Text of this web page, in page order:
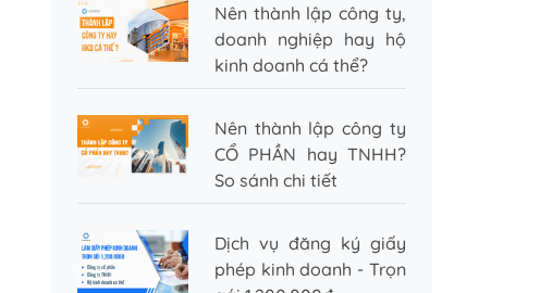
Nên thành lập công ty,
doanh nghiệp hay hộ
kinh doanh cá thể?
Nên thành lập công ty
CỔ PHẦN hay TNHH?
So sánh chi tiết
Dịch vụ đăng ký giấy
phép kinh doanh - Trọn